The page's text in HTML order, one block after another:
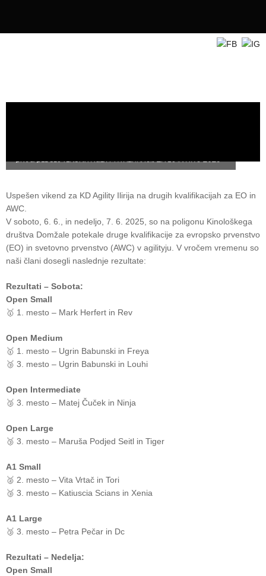
DRUGI DEL SLOVENSKIH AGILITY KVALIFIKACIJ ZA EO IN AWC 2025
Uspešen vikend za KD Agility Ilirija na drugih kvalifikacijah za EO in
AWC.
V soboto, 6. 6., in nedeljo, 7. 6. 2025, so na poligonu Kinološkega
društva Domžale potekale druge kvalifikacije za evropsko prvenstvo
(EO) in svetovno prvenstvo (AWC) v agilityju. V vročem vremenu so
naši člani dosegli naslednje rezultate:
Rezultati – Sobota:
Open Small
🥇 1. mesto – Mark Herfert in Rev
Open Medium
🥇 1. mesto – Ugrin Babunski in Freya
🥉 3. mesto – Ugrin Babunski in Louhi
Open Intermediate
🥉 3. mesto – Matej Čuček in Ninja
Open Large
🥉 3. mesto – Maruša Podjed Seitl in Tiger
A1 Small
🥈 2. mesto – Vita Vrtač in Tori
🥉 3. mesto – Katiuscia Scians in Xenia
A1 Large
🥉 3. mesto – Petra Pečar in Dc
Rezultati – Nedelja:
Open Small
LOG IN